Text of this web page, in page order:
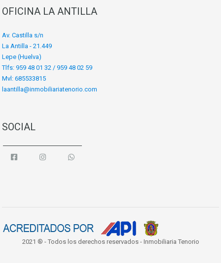
OFICINA LA ANTILLA
Av. Castilla s/n
La Antilla - 21.449
Lepe (Huelva)
Tlfs: 959 48 01 32 / 959 48 02 59
Mvl: 685533815
laantilla@inmobiliariatenorio.com
SOCIAL
2021 ® - Todos los derechos reservados - Inmobiliaria Tenorio